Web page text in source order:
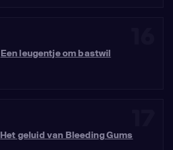
Een leugentje om bastwil
Het geluid van Bleeding Gums